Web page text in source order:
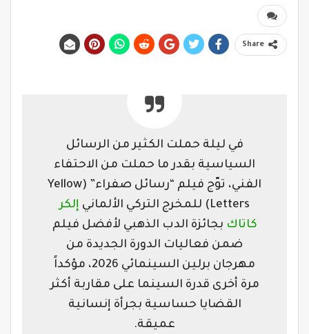
Share
في ليلة حملت الكثير من الرسائل
السياسية بقدر ما حملت من الاحتفاء
الفني، توّج فيلم “رسائل صفراء” (Yellow
Letters) للمخرج التركي الألماني
إلكر
كاتاك بجائزة الدب الذهبي لأفضل فيلم
ضمن فعاليات الدورة الجديدة من
مهرجان برلين السينمائي 2026، مؤكداً
مرة أخرى قدرة السينما على مقاربة أكثر
القضايا حساسية بجرأة إنسانية
عميقة.